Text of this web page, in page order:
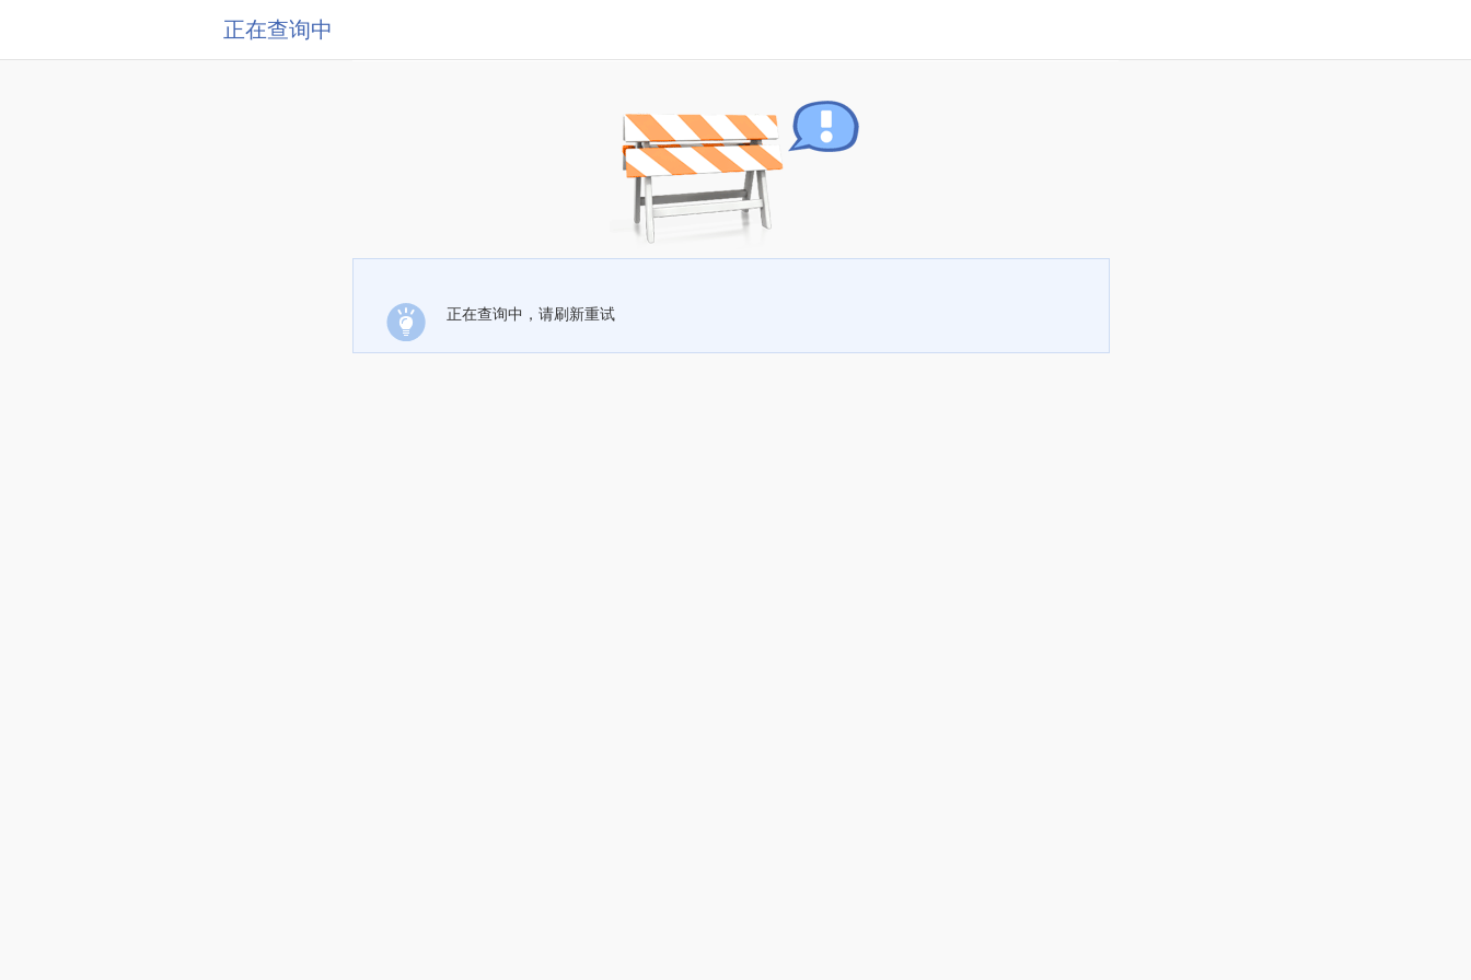
正在查询中
正在查询中，请刷新重试